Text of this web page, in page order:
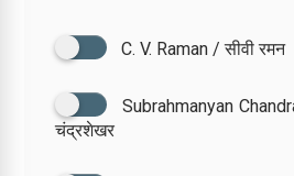
C. V. Raman / सीवी रमन
Subrahmanyan
चंद्रशेखर